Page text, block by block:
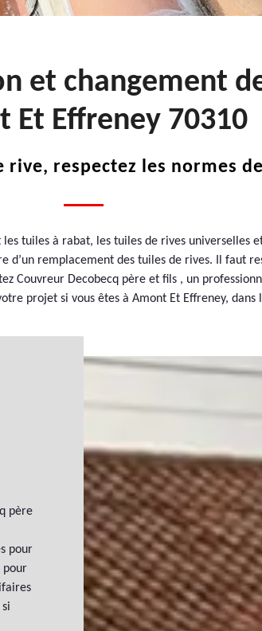
et changement
Et Effreney 70310
rive, respectez les normes
tuiles à rabat, les tuiles de rives universelles
d’un remplacement des tuiles de rives. Il faut
Couvreur Decobecq père et fils , un
projet si vous êtes à Amont Et Effreney, dans
père
pour
pour